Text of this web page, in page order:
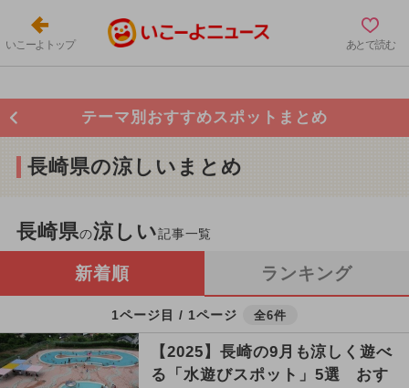
いこーよトップ あとで読む
テーマ別おすすめスポットまとめ
長崎県の涼しいまとめ
長崎県の涼しい記事一覧
新着順 ランキング
1ページ目 / 1ページ 全6件
【2025】長崎の9月も涼しく遊べ
る「水遊びスポット」5選 おす